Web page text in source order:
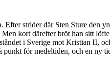
strider där Sten Sture den
kort därefter bröt han sitt
i Sverige mot Kristian II,
för medeltiden, och en ny